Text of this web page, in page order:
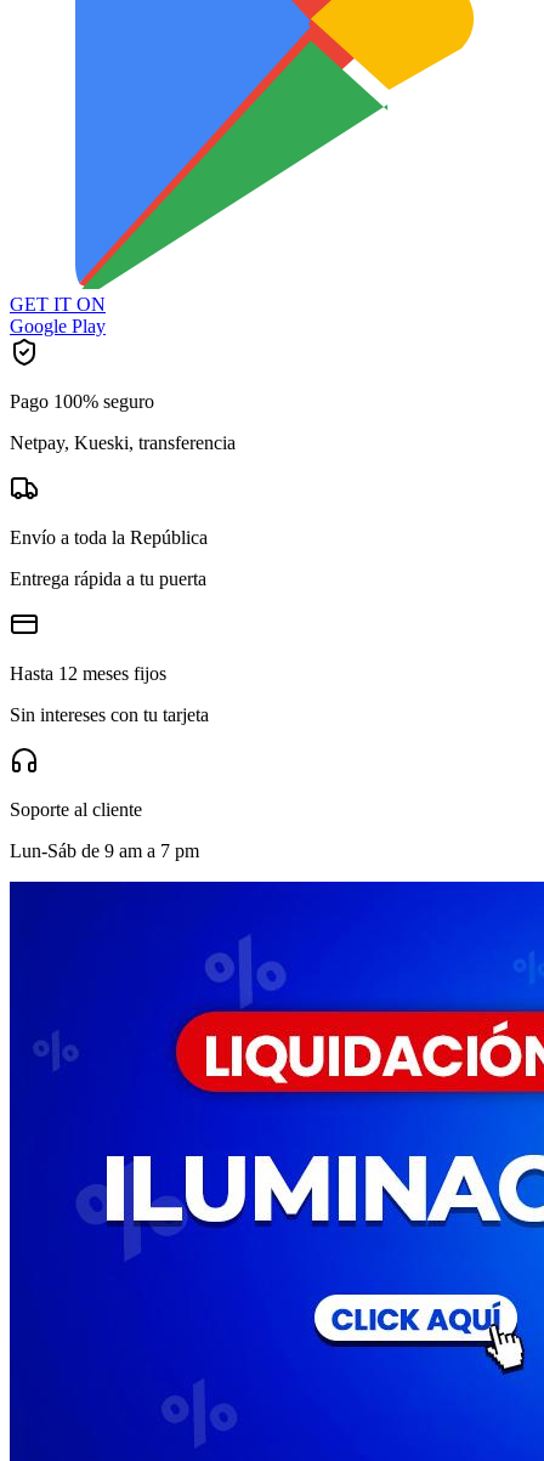
GET IT ON
Google Play
Pago 100% seguro
Netpay, Kueski, transferencia
Envío a toda la República
Entrega rápida a tu puerta
Hasta 12 meses fijos
Sin intereses con tu tarjeta
Soporte al cliente
Lun-Sáb de 9 am a 7 pm